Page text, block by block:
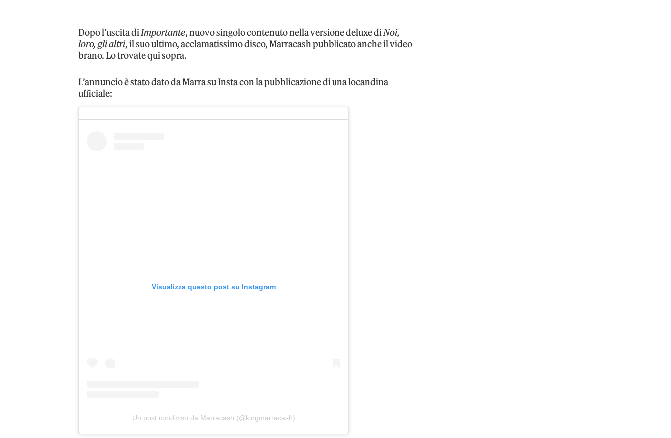
Dopo l’uscita diImportante, nuovo singolo contenuto nella versione deluxe diNoi,
loro, gli altri, il suo ultimo, acclamatissimo disco, Marracash pubblicato anche il video
brano. Lo trovate qui sopra.
L’annuncio è stato dato da Marra su Insta con la pubblicazione di una locandina
ufficiale:
Visualizza questo post su Instagram
Un post condiviso da Marracash (@kingmarracash)